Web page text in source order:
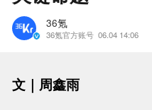
36氪
36氪官方账号 06.04 14:06
文｜周鑫雨